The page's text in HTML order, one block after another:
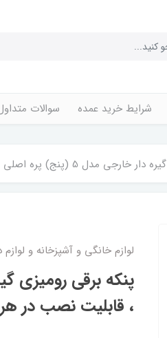
شرایط خرید عمده سوالات
پره اصلی ، قابلیت نصب در هر مکانی
لوازم خانگی و آشپزخانه و
، قابلیت نصب در